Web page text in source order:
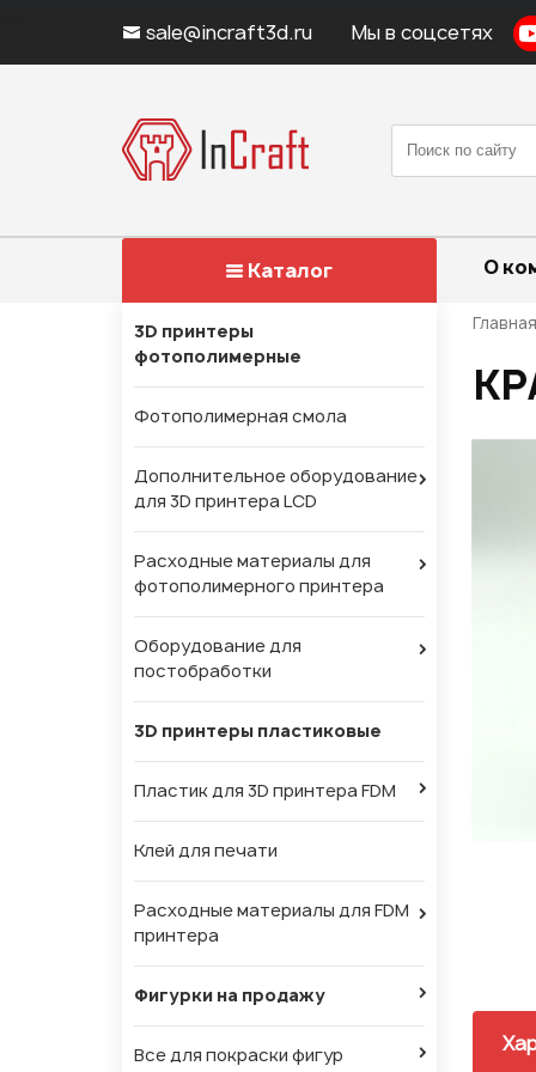
sale@incraft3d.ru Мы в соцсетях
Каталог О
3D принтеры
фотополимерные
Фотополимерная смола
Дополнительное оборудование
для 3D принтера LCD
Расходные материалы для
фотополимерного принтера
Оборудование для
постобработки
3D принтеры пластиковые
Пластик для 3D принтера FDM
Клей для печати
Расходные материалы для FDM
принтера
Фигурки на продажу
Все для покраски фигур
Главная